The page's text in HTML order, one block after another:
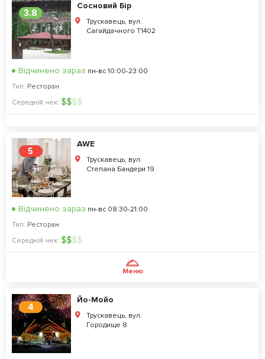
3.8
Сосновий Бір
Трускавець, вул.
Сагайдачного Т1402
Відчинено зараз пн-вс 10:00-23:00
Тип: Ресторан
Середній чек: $$$$
5
AWE
Трускавець, вул.
Степана Бандери 19
Відчинено зараз пн-вс 08:30-21:00
Тип: Ресторан
Середній чек: $$$$
Меню
4
Йо-Мойо
Трускавець, вул.
Городище 8